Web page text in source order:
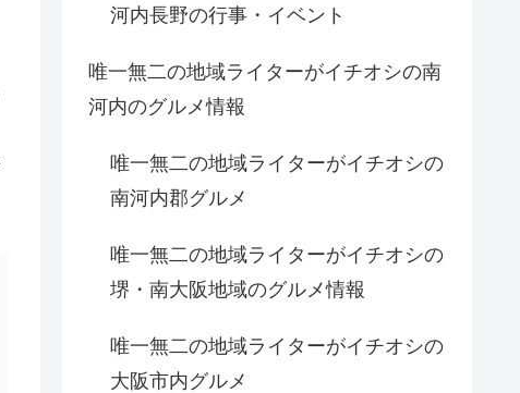
河内長野の行事・イベント
唯一無二の地域ライターがイチオシの南
河内のグルメ情報
唯一無二の地域ライターがイチオシの
南河内郡グルメ
唯一無二の地域ライターがイチオシの
堺・南大阪地域のグルメ情報
唯一無二の地域ライターがイチオシの
大阪市内グルメ